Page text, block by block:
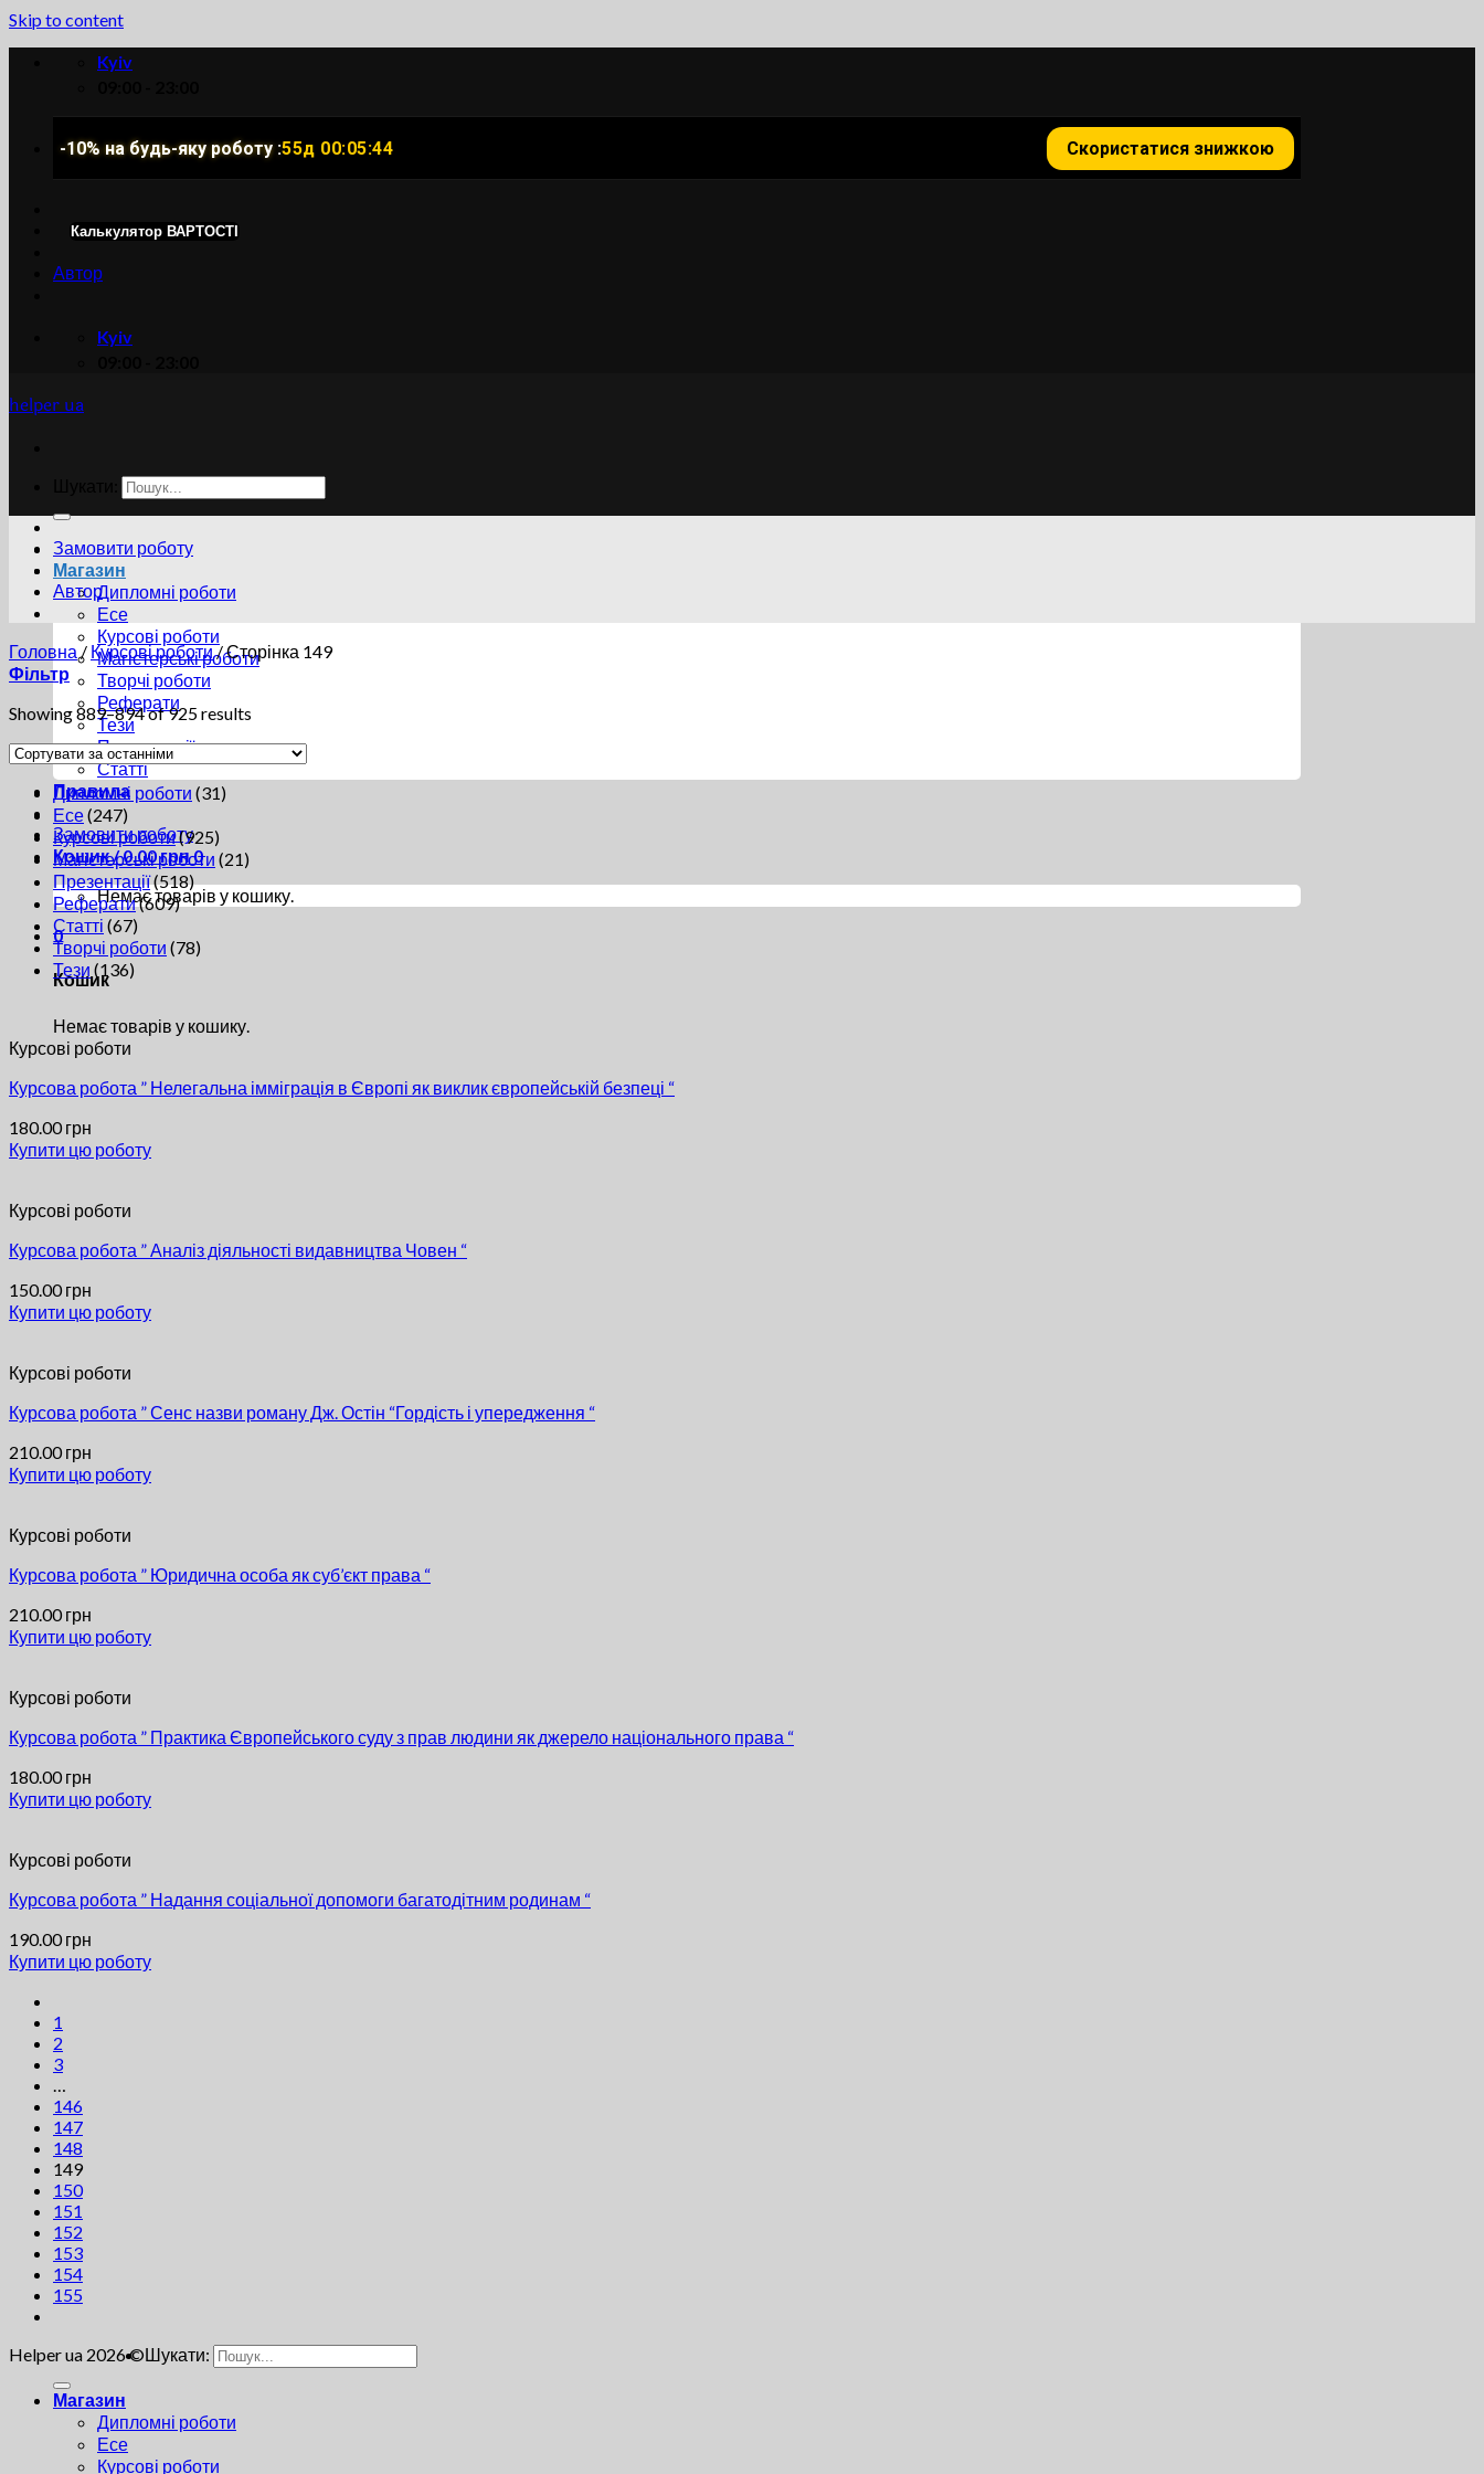
Skip to content
Kyiv
-10% на будь-яку роботу :55д 00:05:43 Скористатися знижкою
Калькулятор ВАРТОСТІ
Автор
Kyiv
helper ua
Магазин
Дипломні роботи
Есе
Курсові роботи
Магістерські роботи
Творчі роботи
Реферати
Тези
Презентації
Статті
Правила
Замовити роботу
Кошик /0.00грн0
Немає товарів у кошику.
0
Кошик
Немає товарів у кошику.
Замовити роботу
Автор
Головна / Курсові роботи/Сторінка 149
Фільтр
Showing 889–894 of 925 results
Дипломні роботи (31)
Есе(247)
Курсові роботи(925)
Магістерські роботи (21)
Презентації(518)
Реферати(609)
Статті (67)
Творчі роботи (78)
Тези (136)
Курсові роботи
Курсова робота ” Нелегальна імміграція в Європі як виклик європейській безпеці “
180.00грн
Купити цю роботу
Курсові роботи
Курсова робота ” Аналіз діяльності видавництва Човен “
150.00грн
Купити цю роботу
Курсові роботи
Курсова робота ” Сенс назви роману Дж. Остін “Гордість і упередження “
210.00грн
Купити цю роботу
Курсові роботи
Курсова робота ” Юридична особа як суб’єкт права “
210.00грн
Купити цю роботу
Курсові роботи
Курсова робота ” Практика Європейського суду з прав людини як джерело національного права “
180.00грн
Купити цю роботу
Курсові роботи
Курсова робота ” Надання соціальної допомоги багатодітним родинам “
190.00грн
Купити цю роботу
1
2
3
…
146
147
148
149
150
151
152
153
154
155
Helper ua 2026 ©Шукати:
Магазин
Дипломні роботи
Есе
Курсові роботи